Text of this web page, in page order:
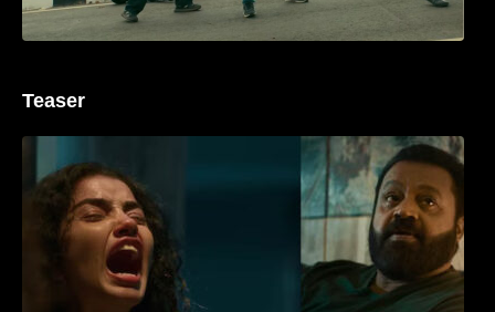
Teaser
‘ജെഎസ്‌കെ’ ടീസർ പുറത്ത്; വക്കീൽ
വേഷത്തിൽ നിറഞ്ഞാടി സുരേഷ് ഗോപി..